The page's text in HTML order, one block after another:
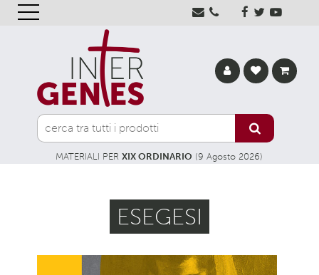
MATERIALI PERXIX ORDINARIO (9 Agosto 2026)
ESEGESI